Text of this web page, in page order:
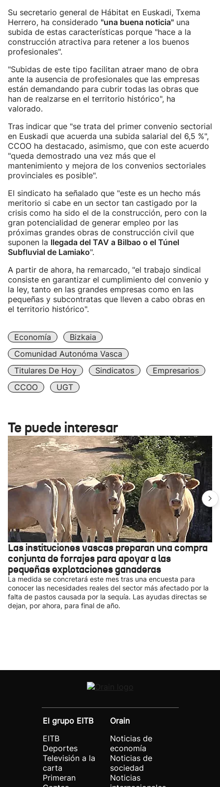
Su secretario general de Hábitat en Euskadi, Txema
Herrero, ha considerado "una buena noticia" una
subida de estas características porque "hace a la
construcción atractiva para retener a los buenos
profesionales".
"Subidas de este tipo facilitan atraer mano de obra
ante la ausencia de profesionales que las empresas
están demandando para cubrir todas las obras que
han de realzarse en el territorio histórico", ha
valorado.
Tras indicar que "se trata del primer convenio sectorial
en Euskadi que acuerda una subida salarial del 6,5 %",
CCOO ha destacado, asimismo, que con este acuerdo
"queda demostrado una vez más que el
mantenimiento y mejora de los convenios sectoriales
provinciales es posible".
El sindicato ha señalado que "este es un hecho más
meritorio si cabe en un sector tan castigado por la
crisis como ha sido el de la construcción, pero con la
gran potencialidad de generar empleo por las
próximas grandes obras de construcción civil que
suponen la llegada del TAV a Bilbao o el Túnel
Subfluvial de Lamiako".
A partir de ahora, ha remarcado, "el trabajo sindical
consiste en garantizar el cumplimiento del convenio y
la ley, tanto en las grandes empresas como en las
pequeñas y subcontratas que lleven a cabo obras en
el territorio histórico".
Economía
Bizkaia
Comunidad Autonóma Vasca
Titulares De Hoy
Sindicatos
Empresarios
CCOO
UGT
Te puede interesar
Las instituciones vascas preparan una compra
conjunta de forrajes para apoyar a las
pequeñas explotaciones ganaderas
La medida se concretará este mes tras una encuesta para
conocer las necesidades reales del sector más afectado por la
falta de pastos causada por la sequía. Las ayudas directas se
dejan, por ahora, para final de año.
El grupo EITB
EITB
Deportes
Televisión a la
carta
Primeran
Orain
Noticias de
economía
Noticias de
sociedad
Noticias